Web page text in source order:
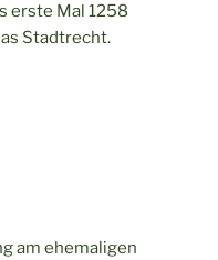
erste Mal 1258
Stadtrecht.
am ehemaligen